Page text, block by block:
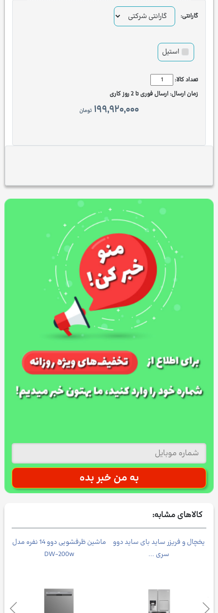
گارانتی:
استیل
تعداد کالا:
زمان ارسال: ارسال فوری تا 2 روز کاری
۱۹۹,۹۲۰,۰۰۰ تومان
کالاهای مشابه:
ماشین ظرفشویی دوو 14 نفره مدل
DW-200w
یخچال و فریزر ساید بای ساید دوو
سری ...